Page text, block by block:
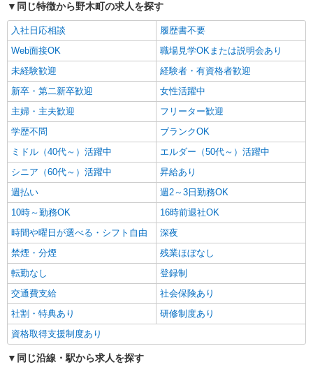
同じ特徴から野木町の求人を探す
入社日応相談
履歴書不要
Web面接OK
職場見学OKまたは説明会あり
未経験歓迎
経験者・有資格者歓迎
新卒・第二新卒歓迎
女性活躍中
主婦・主夫歓迎
フリーター歓迎
学歴不問
ブランクOK
ミドル（40代～）活躍中
エルダー（50代～）活躍中
シニア（60代～）活躍中
昇給あり
週払い
週2～3日勤務OK
10時～勤務OK
16時前退社OK
時間や曜日が選べる・シフト自由
深夜
禁煙・分煙
残業ほぼなし
転勤なし
登録制
交通費支給
社会保険あり
社割・特典あり
研修制度あり
資格取得支援制度あり
同じ沿線・駅から求人を探す